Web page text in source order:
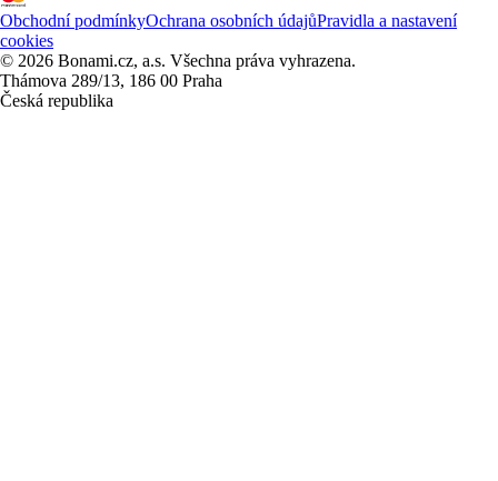
Obchodní podmínkyOchrana osobních údajůPravidla a nastavení
cookies
© 2026 Bonami.cz, a.s. Všechna práva vyhrazena.
Thámova 289/13, 186 00 Praha
Česká republika